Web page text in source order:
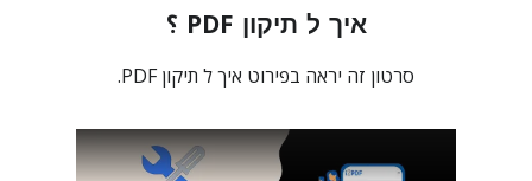
איך ל תיקון PDF ؟
סרטון זה יראה בפירוט איך ל תיקון PDF.